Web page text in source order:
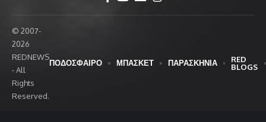
© 2007-
2026
REDNEWS
- All
Rights
Reserved.
ΠΟΔΟΣΦΑΙΡΟ ΜΠΑΣΚΕΤ ΠΑΡΑΣΚΗΝΙΑ
RED
BLOGS